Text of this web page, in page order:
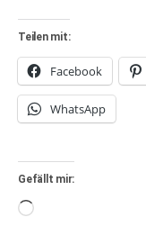
Teilen mit:
Facebook
WhatsApp
Gefällt mir:
Wird